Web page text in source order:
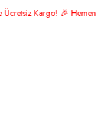
indirimden yararlan 🛍️